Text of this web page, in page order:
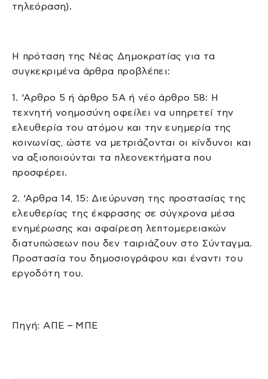
τηλεόραση).
Η πρόταση της Νέας Δημοκρατίας για τα
συγκεκριμένα άρθρα προβλέπει:
1. ‘Αρθρο 5 ή άρθρο 5Α ή νέο άρθρο 58: Η
τεχνητή νοημοσύνη οφείλει να υπηρετεί την
ελευθερία του ατόμου και την ευημερία της
κοινωνίας, ώστε να μετριάζονται οι κίνδυνοι και
να αξιοποιούνται τα πλεονεκτήματα που
προσφέρει.
2. ‘Αρθρα 14, 15: Διεύρυνση της προστασίας της
ελευθερίας της έκφρασης σε σύγχρονα μέσα
ενημέρωσης και αφαίρεση λεπτομερειακών
διατυπώσεων που δεν ταιριάζουν στο Σύνταγμα.
Προστασία του δημοσιογράφου και έναντι του
εργοδότη του.
Πηγή: ΑΠΕ – ΜΠΕ